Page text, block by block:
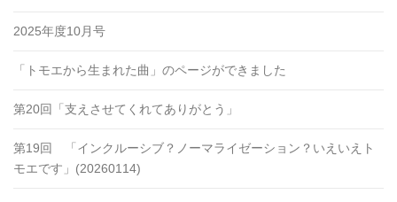
2025年度10月号
「トモエから生まれた曲」のページができました
第20回「支えさせてくれてありがとう」
第19回 「インクルーシブ？ノーマライゼーション？いえいえト
モエです」(20260114)